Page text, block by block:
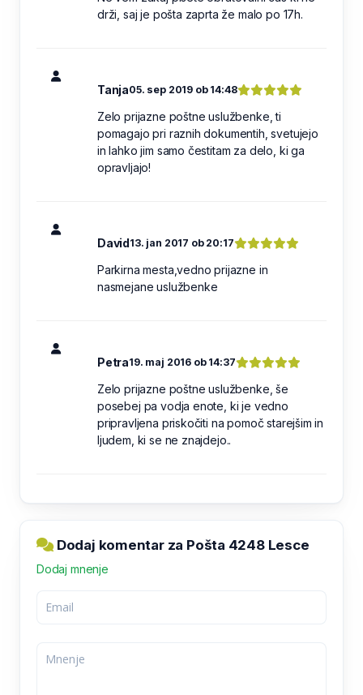
drži, saj je pošta zaprta že malo po 17h.
Tanja05. sep 2019 ob 14:48
Zelo prijazne poštne uslužbenke, ti
pomagajo pri raznih dokumentih, svetujejo
in lahko jim samo čestitam za delo, ki ga
opravljajo!
David13. jan 2017 ob 20:17
Parkirna mesta,vedno prijazne in
nasmejane uslužbenke
Petra19. maj 2016 ob 14:37
Zelo prijazne poštne uslužbenke, še
posebej pa vodja enote, ki je vedno
pripravljena priskočiti na pomoč starejšim in
ljudem, ki se ne znajdejo..
Dodaj komentar za Pošta 4248 Lesce
Dodaj mnenje